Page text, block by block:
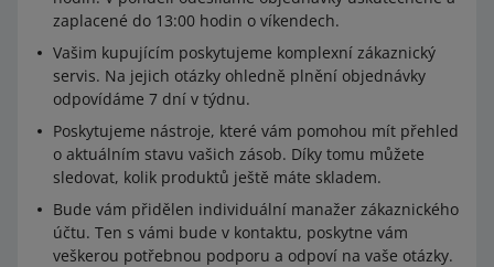
zaplacené do 13:00 hodin o víkendech.
Vašim kupujícím poskytujeme komplexní zákaznický
servis. Na jejich otázky ohledně plnění objednávky
odpovídáme 7 dní v týdnu.
Poskytujeme nástroje, které vám pomohou mít přehled
o aktuálním stavu vašich zásob. Díky tomu můžete
sledovat, kolik produktů ještě máte skladem.
Bude vám přidělen individuální manažer zákaznického
účtu. Ten s vámi bude v kontaktu, poskytne vám
veškerou potřebnou podporu a odpoví na vaše otázky.